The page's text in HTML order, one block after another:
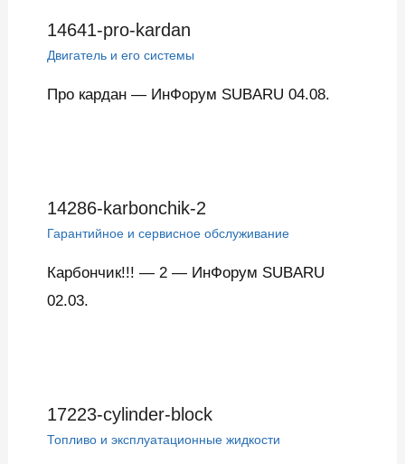
14641-pro-kardan
Двигатель и его системы
Про кардан — ИнФорум SUBARU 04.08.
14286-karbonchik-2
Гарантийное и сервисное обслуживание
Карбончик!!! — 2 — ИнФорум SUBARU
02.03.
17223-cylinder-block
Топливо и эксплуатационные жидкости